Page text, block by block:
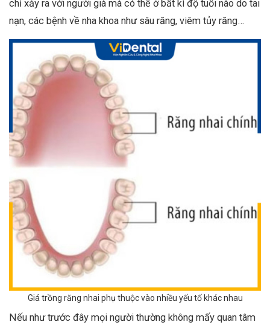
chỉ xảy ra với người già mà có thể ở bất kì độ tuổi nào do tai
nạn, các bệnh về nha khoa như sâu răng, viêm tủy răng…
Giá trồng răng nhai phụ thuộc vào nhiều yếu tố khác nhau
Nếu như trước đây mọi người thường không mấy quan tâm